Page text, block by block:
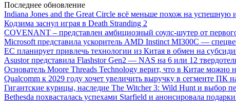
Последнее обновление
Indiana Jones and the Great Circle всё меньше похож на успешную
Кодзима заснул играя в Death Stranding 2
COVENANT – представлен амбициозный соулс-шутер от
Microsoft представила ускоритель AMD Instinct MI300C —
ЕС планирует привлечь технологии из Китая в обмен на
Asustor представила Flashstor Gen2 — NAS на 6 или 12
Основатель Moore Threads Technology верит, что в Китае
Qualcomm к 2029 году хочет увеличить выручку в сегменте ПК
Гигантские курицы, наследие The Witcher 3: Wild Hunt и выбор
Bethesda похвасталась успехами Starfield и анонсировала